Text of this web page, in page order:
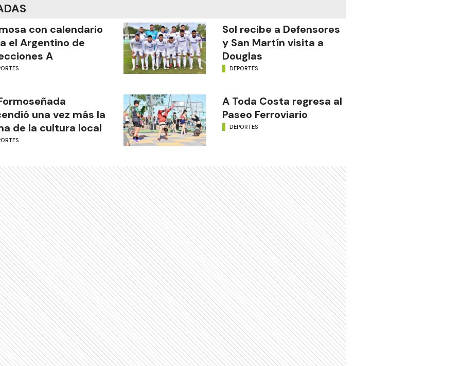
con calendario
el Argentino de
A
Sol recibe a Defensores
y San Martín visita a
Douglas
DEPORTES
una vez más la
de la cultura local
A Toda Costa regresa al
Paseo Ferroviario
DEPORTES